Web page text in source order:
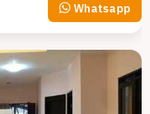
Whatsapp